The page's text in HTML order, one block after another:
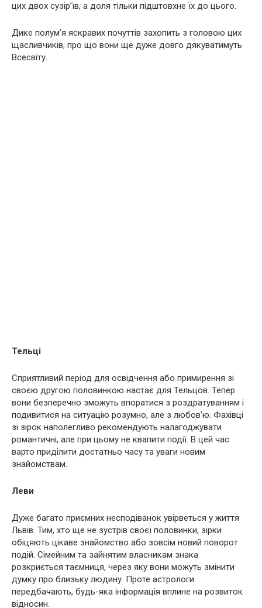
цих двох сузір’їв, а доля тільки підштовхне їх до цього.
Дике полум’я яскравих почуттів захопить з головою цих
щасливчиків, про що вони ще дуже довго дякуватимуть
Всесвіту.
Тельці
Сприятливий період для освідчення або примирення зі
своєю другою половинкою настає для Тельцов. Тепер
вони безперечно зможуть впоратися з роздратуванням і
подивитися на ситуацію розумно, але з любов’ю. Фахівці
зі зірок наполегливо рекомендують налагоджувати
романтичні, але при цьому не квапити події. В цей час
варто приділити достатньо часу та уваги новим
знайомствам.
Леви
Дуже багато приємних несподіванок увірветься у життя
Львів. Тим, хто ще не зустрів своєї половинки, зірки
обіцяють цікаве знайомство або зовсім новий поворот
подій. Сімейним та зайнятим власникам знака
розкриється таємниця, через яку вони можуть змінити
думку про близьку людину. Проте астрологи
передбачають, будь-яка інформація вплине на розвиток
відносин.